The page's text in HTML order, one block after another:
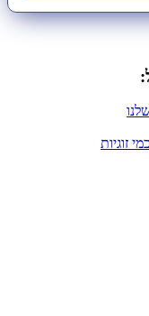
זוגיות